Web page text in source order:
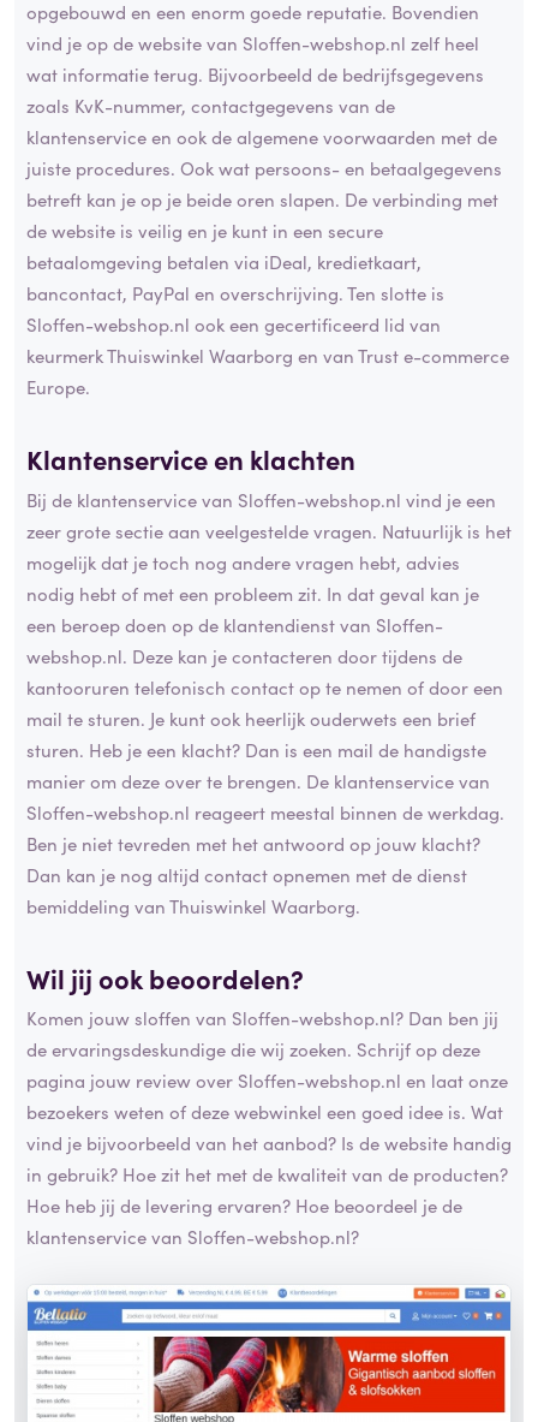
opgebouwd en een enorm goede reputatie. Bovendien
vind je op de website van Sloffen-webshop.nl zelf heel
wat informatie terug. Bijvoorbeeld de bedrijfsgegevens
zoals KvK-nummer, contactgegevens van de
klantenservice en ook de algemene voorwaarden met de
juiste procedures. Ook wat persoons- en betaalgegevens
betreft kan je op je beide oren slapen. De verbinding met
de website is veilig en je kunt in een secure
betaalomgeving betalen via iDeal, kredietkaart,
bancontact, PayPal en overschrijving. Ten slotte is
Sloffen-webshop.nl ook een gecertificeerd lid van
keurmerk Thuiswinkel Waarborg en van Trust e-commerce
Europe.
Klantenservice en klachten
Bij de klantenservice van Sloffen-webshop.nl vind je een
zeer grote sectie aan veelgestelde vragen. Natuurlijk is het
mogelijk dat je toch nog andere vragen hebt, advies
nodig hebt of met een probleem zit. In dat geval kan je
een beroep doen op de klantendienst van Sloffen-
webshop.nl. Deze kan je contacteren door tijdens de
kantooruren telefonisch contact op te nemen of door een
mail te sturen. Je kunt ook heerlijk ouderwets een brief
sturen. Heb je een klacht? Dan is een mail de handigste
manier om deze over te brengen. De klantenservice van
Sloffen-webshop.nl reageert meestal binnen de werkdag.
Ben je niet tevreden met het antwoord op jouw klacht?
Dan kan je nog altijd contact opnemen met de dienst
bemiddeling van Thuiswinkel Waarborg.
Wil jij ook beoordelen?
Komen jouw sloffen van Sloffen-webshop.nl? Dan ben jij
de ervaringsdeskundige die wij zoeken. Schrijf op deze
pagina jouw review over Sloffen-webshop.nl en laat onze
bezoekers weten of deze webwinkel een goed idee is. Wat
vind je bijvoorbeeld van het aanbod? Is de website handig
in gebruik? Hoe zit het met de kwaliteit van de producten?
Hoe heb jij de levering ervaren? Hoe beoordeel je de
klantenservice van Sloffen-webshop.nl?